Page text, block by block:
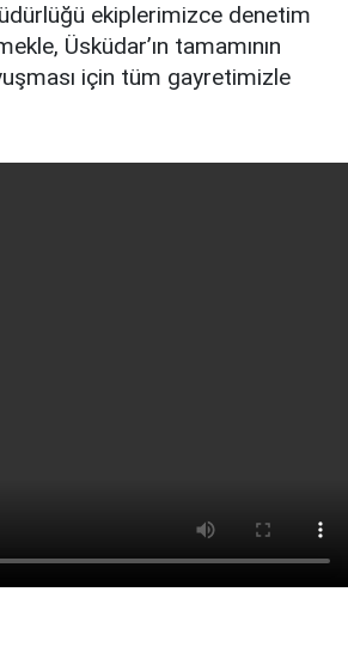
ekiplerimizce denetim
Üsküdar’ın tamamının
için tüm gayretimizle